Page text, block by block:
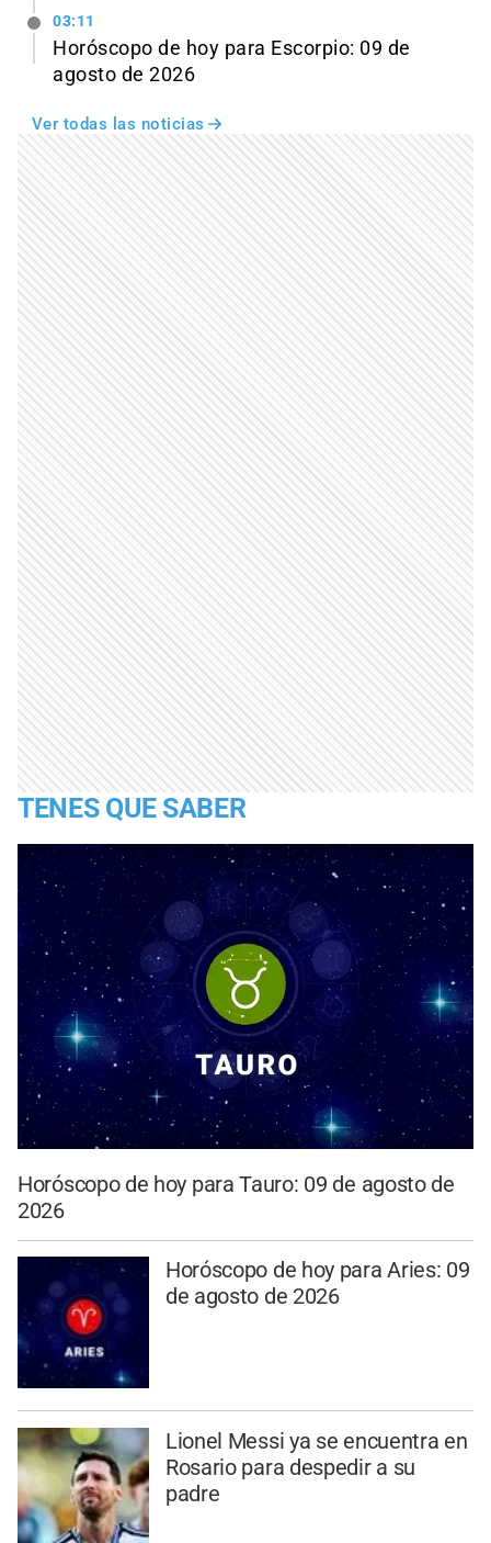
03:11
Horóscopo de hoy para Escorpio: 09 de
agosto de 2026
Ver todas las noticias
TENES QUE SABER
Horóscopo de hoy para Tauro: 09 de agosto de
2026
Horóscopo de hoy para Aries: 09
de agosto de 2026
Lionel Messi ya se encuentra en
Rosario para despedir a su
padre